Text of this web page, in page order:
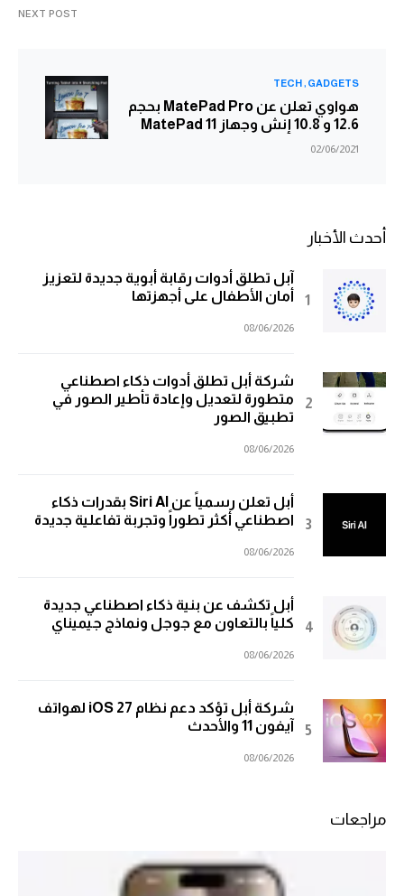
NEXT POST
GADGETS
TECH
هواوي تعلن عن MatePad Pro بحجم
12.6 و 10.8 إنش وجهاز MatePad 11
02/06/2021
أحدث الأخبار
آبل تطلق أدوات رقابة أبوية جديدة لتعزيز
أمان الأطفال على أجهزتها
08/06/2026
شركة أبل تطلق أدوات ذكاء اصطناعي
متطورة لتعديل وإعادة تأطير الصور في
تطبيق الصور
08/06/2026
أبل تعلن رسمياً عن Siri AI بقدرات ذكاء
اصطناعي أكثر تطوراً وتجربة تفاعلية جديدة
08/06/2026
أبل تكشف عن بنية ذكاء اصطناعي جديدة
كلياً بالتعاون مع جوجل ونماذج جيميناي
08/06/2026
شركة أبل تؤكد دعم نظام iOS 27 لهواتف
آيفون 11 والأحدث
08/06/2026
مراجعات